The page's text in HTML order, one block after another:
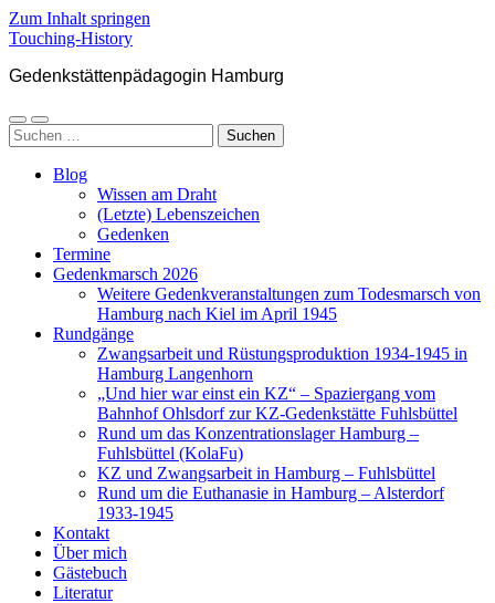
Zum Inhalt springen
Touching-History
Gedenkstättenpädagogin Hamburg
Mobile-
Menü
Suchfeld
ein-/ausblenden
Suchen
nach:
Blog
Wissen am Draht
(Letzte) Lebenszeichen
Gedenken
Termine
Gedenkmarsch 2026
Weitere Gedenkveranstaltungen zum Todesmarsch von
Hamburg nach Kiel im April 1945
Rundgänge
Zwangsarbeit und Rüstungsproduktion 1934-1945 in
Hamburg Langenhorn
„Und hier war einst ein KZ“ – Spaziergang vom
Bahnhof Ohlsdorf zur KZ-Gedenkstätte Fuhlsbüttel
Rund um das Konzentrationslager Hamburg –
Fuhlsbüttel (KolaFu)
KZ und Zwangsarbeit in Hamburg – Fuhlsbüttel
Rund um die Euthanasie in Hamburg – Alsterdorf
1933-1945
Kontakt
Über mich
Gästebuch
Literatur